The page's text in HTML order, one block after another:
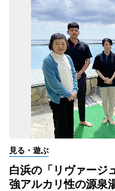
見る・遊ぶ
白浜の「リヴァージ
強アルカリ性の源泉